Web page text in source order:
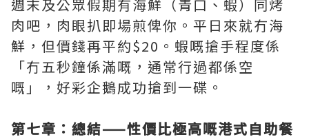
週末及公眾假期有海鮮（青口、蝦）同烤
肉吧，肉眼扒即場煎俾你。平日來就冇海
鮮，但價錢再平約$20。蝦嘅搶手程度係
「冇五秒鐘係滿嘅，通常行過都係空
嘅」，好彩企鵝成功搶到一碟。
第七章：總結——性價比極高嘅港式自助餐